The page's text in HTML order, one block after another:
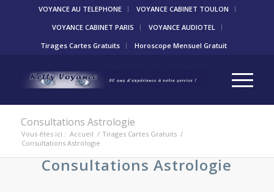
VOYANCE AU TELEPHONE
VOYANCE CABINET TOULON
VOYANCE CABINET PARIS
VOYANCE AUDIOTEL
Tirages Cartes Gratuits
Horoscope Mensuel Gratuit
Consultations Astrologie
Vous êtes ici : Accueil / Tirages Cartes Gratuits /
Consultations Astrologie
Consultations Astrologie